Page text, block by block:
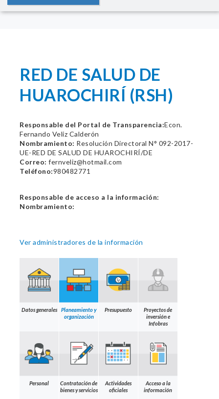
RED DE SALUD DE
HUAROCHIRÍ (RSH)
Responsable del Portal de Transparencia:Econ.
Fernando Veliz Calderón
Nombramiento: Resolución Directoral N° 092-2017-
UE-RED DE SALUD DE HUAROCHIRÍ/DE
Correo: fernveliz@hotmail.com
Teléfono:980482771
Responsable de acceso a la información:
Nombramiento:
Ver administradores de la información
Datos generales
Planeamiento y
organización
Presupuesto
Proyectos de
inversión e
Infobras
Personal
Contratación de
bienes y servicios
Actividades
oficiales
Acceso a la
información